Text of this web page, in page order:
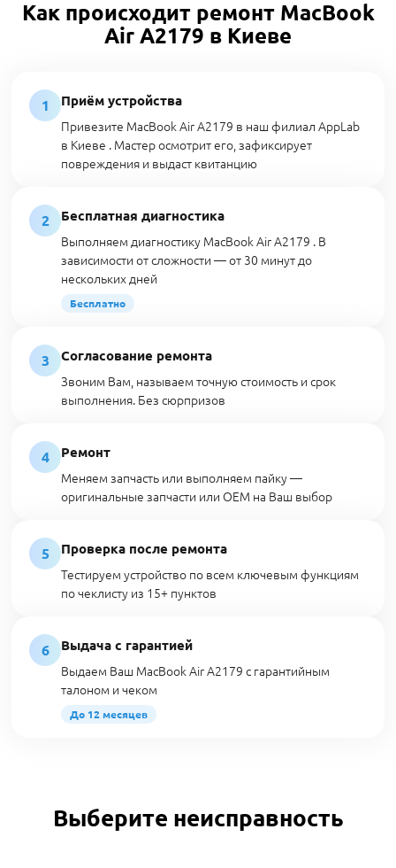
Как происходит ремонт MacBook
Air A2179 в Киеве
1
Приём устройства
Привезите MacBook Air A2179 в наш филиал AppLab
в Киеве . Мастер осмотрит его, зафиксирует
повреждения и выдаст квитанцию
2
Бесплатная диагностика
Выполняем диагностику MacBook Air A2179 . В
зависимости от сложности — от 30 минут до
нескольких дней
Бесплатно
3
Согласование ремонта
Звоним Вам, называем точную стоимость и срок
выполнения. Без сюрпризов
4
Ремонт
Меняем запчасть или выполняем пайку —
оригинальные запчасти или OEM на Ваш выбор
5
Проверка после ремонта
Тестируем устройство по всем ключевым функциям
по чеклисту из 15+ пунктов
6
Выдача с гарантией
Выдаем Ваш MacBook Air A2179 с гарантийным
талоном и чеком
До 12 месяцев
Выберите неисправность